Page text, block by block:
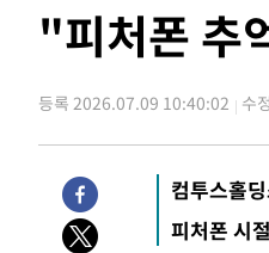
틀레티코 이적"
-13738초 전 > 수도권 40도 육
-6652초 전 >강릉에 시간당
-2759초 전 >백운산서 80년근
-469초 전 >
선재도서 해루질 나
33분 전 >
남자 농구, 나고야 아
43분 전 >
여수 오동도 해상서
"피처폰 추
등록 2026.07.09 10:40:02 수
컴투스홀
피처폰 시